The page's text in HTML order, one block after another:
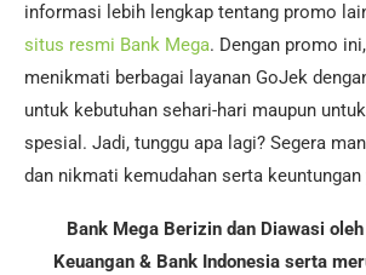
informasi lebih lengkap tentang promo
situs resmi Bank Mega. Dengan promo
menikmati berbagai layanan GoJek
untuk kebutuhan sehari-hari maupun
spesial. Jadi, tunggu apa lagi? Segera
dan nikmati kemudahan serta
Bank Mega Berizin dan Diawasi
Keuangan & Bank Indonesia serta